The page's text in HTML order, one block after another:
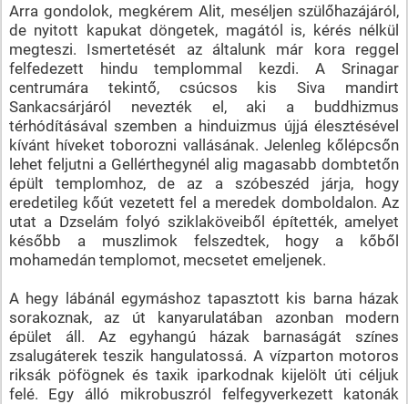
Arra gondolok, megkérem Alit, meséljen szülőhazájáról,
de nyitott kapukat döngetek, magától is, kérés nélkül
megteszi. Ismertetését az általunk már kora reggel
felfedezett hindu templommal kezdi. A Srinagar
centrumára tekintő, csúcsos kis Siva mandirt
Sankacsárjáról nevezték el, aki a buddhizmus
térhódításával szemben a hinduizmus újjá élesztésével
kívánt híveket toborozni vallásának. Jelenleg kőlépcsőn
lehet feljutni a Gellérthegynél alig magasabb dombtetőn
épült templomhoz, de az a szóbeszéd járja, hogy
eredetileg kőút vezetett fel a meredek domboldalon. Az
utat a Dzselám folyó sziklaköveiből építették, amelyet
később a muszlimok felszedtek, hogy a kőből
mohamedán templomot, mecsetet emeljenek.
A hegy lábánál egymáshoz tapasztott kis barna házak
sorakoznak, az út kanyarulatában azonban modern
épület áll. Az egyhangú házak barnaságát színes
zsalugáterek teszik hangulatossá. A vízparton motoros
riksák pöfögnek és taxik iparkodnak kijelölt úti céljuk
felé. Egy álló mikrobuszról felfegyverkezett katonák